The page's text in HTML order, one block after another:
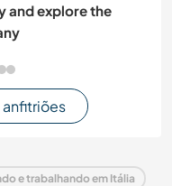
and explore the
anfitriões
e trabalhando em Itália